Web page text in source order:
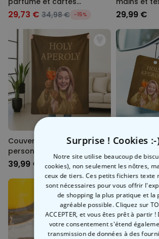
Kamasutra
29,73 € 34,98 € -15% 29,99 €
Couverture Aperol
personnalisée avec votre
visage
39,99 €
votre
19,99 €
Surprise ! Cookies :-
Notre site utilise beaucoup de
cookies), non seulement les nôtres,
ceux de tiers. Ces petits fichiers texte
sont nécessaires pour vous offrir
de shopping la plus pratique et la
agréable possible. Cliquez sur
ACCEPTER, et vous êtes prêt à partir !
votre consentement s'étend
transmission de données à des